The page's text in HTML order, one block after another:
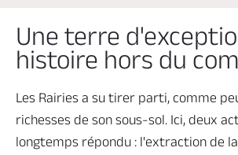
Produits locaux, artisanat d'art
Une terre
histoire hors du
Les Rairies a su tirer parti, comme
richesses de son sous-sol. Ici, deux
longtemps répondu : l'extraction de